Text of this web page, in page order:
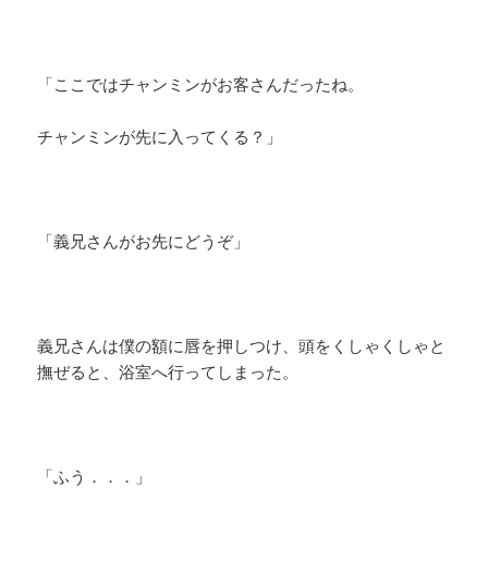
「ここではチャンミンがお客さんだったね。
チャンミンが先に入ってくる？」
「義兄さんがお先にどうぞ」
義兄さんは僕の額に唇を押しつけ、頭をくしゃくしゃと
撫ぜると、浴室へ行ってしまった。
「ふう．．．」